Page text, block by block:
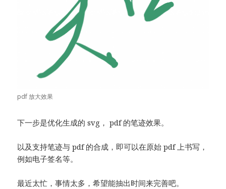
pdf 放大效果
下一步是优化生成的 svg， pdf 的笔迹效果。
以及支持笔迹与 pdf 的合成，即可以在原始 pdf 上书写，
例如电子签名等。
最近太忙，事情太多，希望能抽出时间来完善吧。